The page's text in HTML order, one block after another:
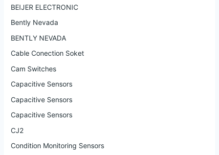
BEIJER ELECTRONIC
Bently Nevada
BENTLY NEVADA
Cable Conection Soket
Cam Switches
Capacitive Sensors
Capacitive Sensors
Capacitive Sensors
CJ2
Condition Monitoring Sensors